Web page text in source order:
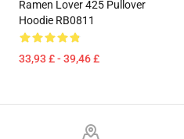
Ramen Lover 425 Pullover
Hoodie RB0811
33,93 £ - 39,46 £